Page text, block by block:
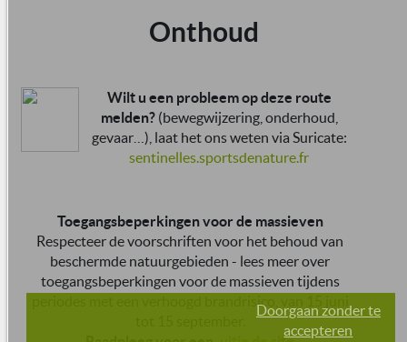
Onthoud
Wilt u een probleem op deze route
melden?(bewegwijzering, onderhoud,
gevaar…), laat het ons weten via Suricate:
sentinelles.sportsdenature.fr
Toegangsbeperkingen voor de massieven
Respecteer de voorschriften voor het behoud van
beschermde natuurgebieden - lees meer over
toegangsbeperkingen voor de massieven tijdens
periodes met een verhoogd brandrisico, van 15 juni
Doorgaan zonder te
accepteren